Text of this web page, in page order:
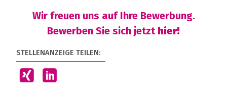
Wir freuen uns auf Ihre Bewerbung.
Bewerben Sie sich jetzt hier!
STELLENANZEIGE TEILEN: